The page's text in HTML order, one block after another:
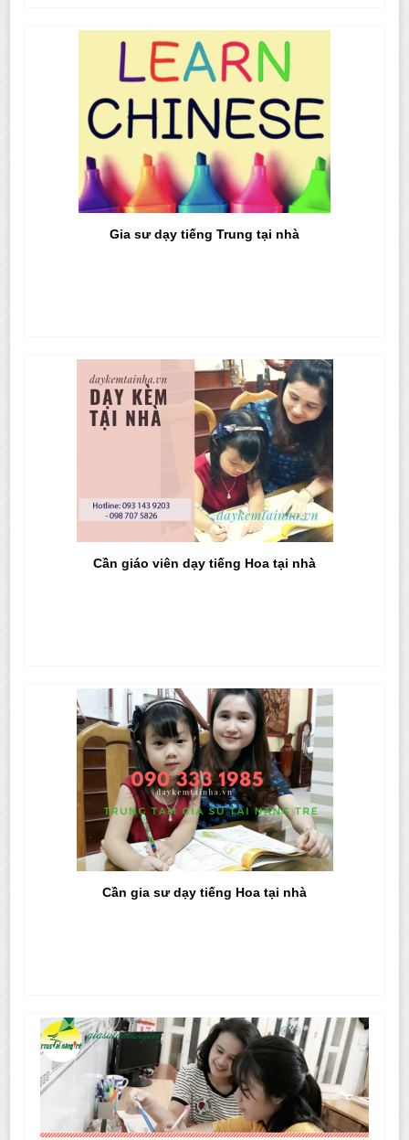
Gia sư dạy tiếng Trung tại nhà
Cần giáo viên dạy tiếng Hoa tại nhà
Cần gia sư dạy tiếng Hoa tại nhà